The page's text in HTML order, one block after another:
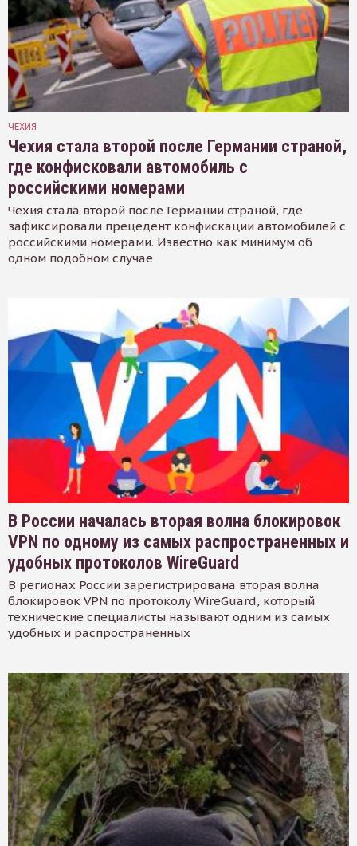
ЧЕХИЯ
Чехия стала второй после Германии страной,
где конфисковали автомобиль с
российскими номерами
Чехия стала второй после Германии страной, где
зафиксировали прецедент конфискации автомобилей с
российскими номерами. Известно как минимум об
одном подобном случае
В России началась вторая волна блокировок
VPN по одному из самых распространенных и
удобных протоколов WireGuard
В регионах России зарегистрирована вторая волна
блокировок VPN по протоколу WireGuard, который
технические специалисты называют одним из самых
удобных и распространенных